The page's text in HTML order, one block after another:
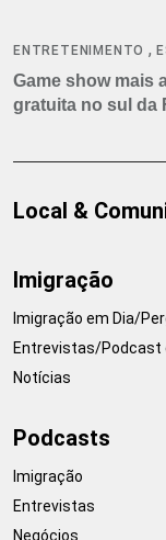
ENTRETENIMENTO ,
Game show mais
gratuita no sul da
Local &
Imigração
Imigração em Dia/
Entrevistas/Podcast
Notícias
Podcasts
Imigração
Entrevistas
Negócios